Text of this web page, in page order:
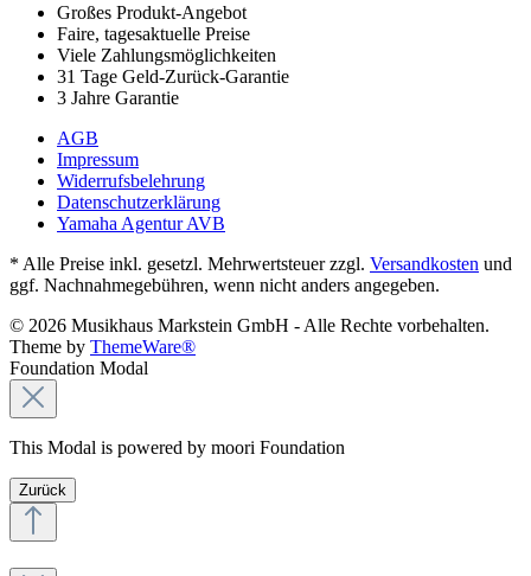
Großes Produkt-Angebot
Faire, tagesaktuelle Preise
Viele Zahlungsmöglichkeiten
31 Tage Geld-Zurück-Garantie
3 Jahre Garantie
AGB
Impressum
Widerrufsbelehrung
Datenschutzerklärung
Yamaha Agentur AVB
* Alle Preise inkl. gesetzl. Mehrwertsteuer zzgl. Versandkosten und
ggf. Nachnahmegebühren, wenn nicht anders angegeben.
© 2026 Musikhaus Markstein GmbH - Alle Rechte vorbehalten.
Theme by ThemeWare®
Foundation Modal
This Modal is powered by moori Foundation
Zurück